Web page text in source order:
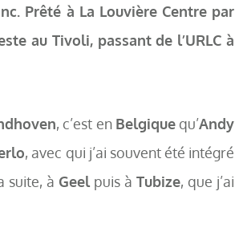
Prêté à La Louvière Centre par
au Tivoli, passant de l’URLC à
, c’est en Belgiquequ’Andy
, avec qui j’ai souvent été intégré
suite, à Geel puis àTubize, que j’ai